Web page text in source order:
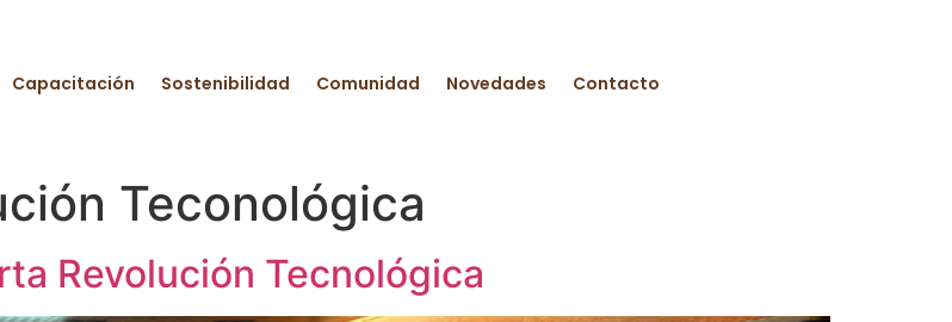
Capacitación​ Sostenibilidad Comunidad Novedades Contacto
Teconológica
Revolución Tecnológica